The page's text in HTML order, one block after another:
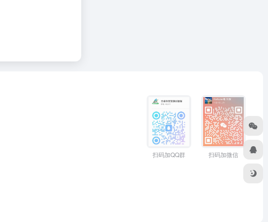
扫码加QQ群 扫码加微信